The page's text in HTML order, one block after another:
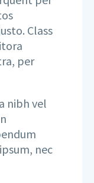
Class
per
nibh vel
nec